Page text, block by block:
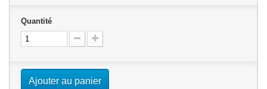
Quantité
Ajouter au panier